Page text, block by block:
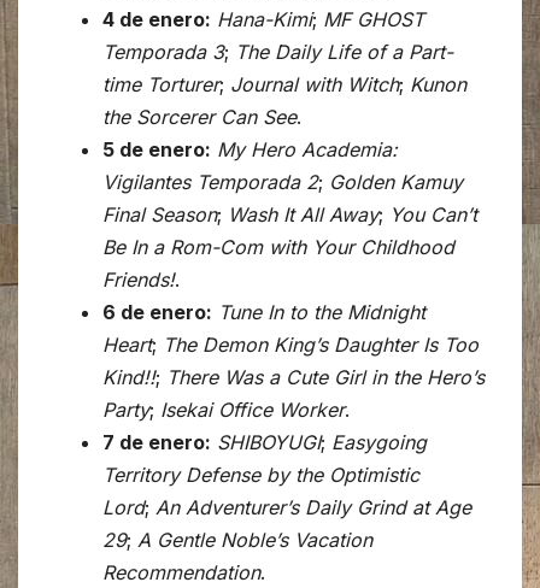
4 de enero: Hana-Kimi; MF GHOST
Temporada 3; The Daily Life of a Part-
time Torturer; Journal with Witch; Kunon
the Sorcerer Can See.
5 de enero: My Hero Academia:
Vigilantes Temporada 2; Golden Kamuy
Final Season; Wash It All Away; You Can’t
Be In a Rom-Com with Your Childhood
Friends!.
6 de enero: Tune In to the Midnight
Heart; The Demon King’s Daughter Is Too
Kind!!; There Was a Cute Girl in the Hero’s
Party; Isekai Office Worker.
7 de enero: SHIBOYUGI; Easygoing
Territory Defense by the Optimistic
Lord; An Adventurer’s Daily Grind at Age
29; A Gentle Noble’s Vacation
Recommendation.